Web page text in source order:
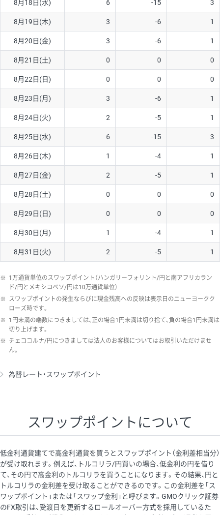
ソ/円は10万通貨単位。
8月18日(水) 6 -15 3
8月19日(木) 3 -6 1
8月20日(金) 3 -6 1
8月21日(土) 0 0 0
8月22日(日) 0 0 0
8月23日(月) 3 -6 1
8月24日(火) 2 -5 1
8月25日(水) 6 -15 3
8月26日(木) 1 -4 1
8月27日(金) 2 -5 1
8月28日(土) 0 0 0
8月29日(日) 0 0 0
8月30日(月) 1 -4 1
8月31日(火) 2 -5 1
※ 1万通貨単位のスワップポイント（ハンガリーフォリント/円と南アフリカラン
ド/円とメキシコペソ/円は10万通貨単位）
※ スワップポイントの発生ならびに現金残高への反映は表示日のニューヨークク
ローズ時です。
※ 1円未満の端数につきましては、正の場合1円未満は切り捨て、負の場合1円未満は
切り上げます。
※ チェココルナ/円につきましては法人のお客様についてはお取引いただけませ
ん。
為替レート・スワップポイント
スワップポイントについて
低金利通貨建てで高金利通貨を買うとスワップポイント（金利差相当分）
が受け取れます。例えば、トルコリラ/円買いの場合、低金利の円を借り
て、その円で高金利のトルコリラを買うことになります。その結果、円と
トルコリラの金利差を受け取ることができるのです。この金利差を「ス
ワップポイント」または「スワップ金利」と呼びます。GMOクリック証券
のFX取引は、受渡日を更新するロールオーバー方式を採用しているた